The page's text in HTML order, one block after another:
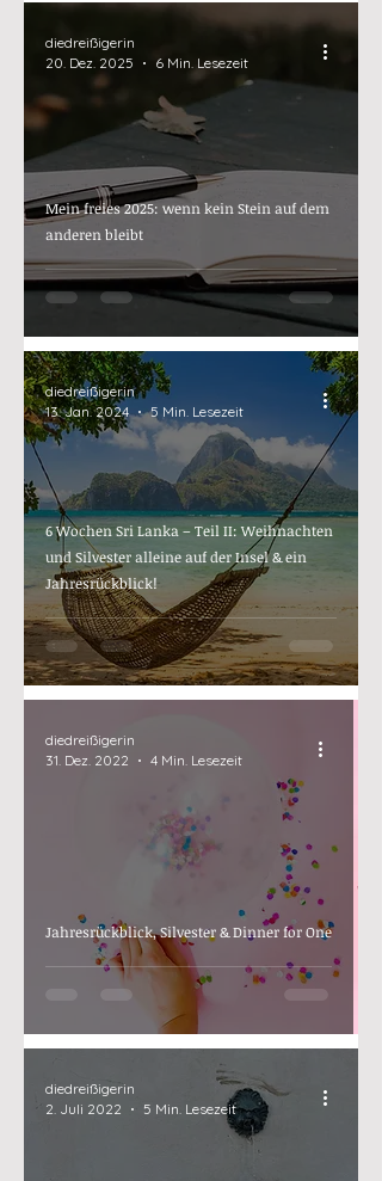
Mein freies 2025: wenn kein Stein auf dem
anderen bleibt
diedreißigerin
20. Dez. 2025
6 Min. Lesezeit
6 Wochen Sri Lanka – Teil II: Weihnachten
und Silvester alleine auf der Insel & ein
Jahresrückblick!
diedreißigerin
13. Jan. 2024
5 Min. Lesezeit
Jahresrückblick, Silvester & Dinner for One
diedreißigerin
31. Dez. 2022
4 Min. Lesezeit
diedreißigerin
2. Juli 2022
5 Min. Lesezeit